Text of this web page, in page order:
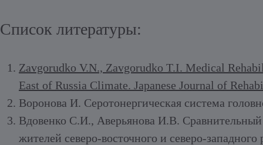
Список литературы:
Zavgorudko V.N., Zavgorudko T.I. Medical
East of Russia Climate. Japanese Journal of
Воронова И. Серотонергическая система
Вдовенко С.И., Аверьянова И.В.
жителей северо-восточного и северо-западного